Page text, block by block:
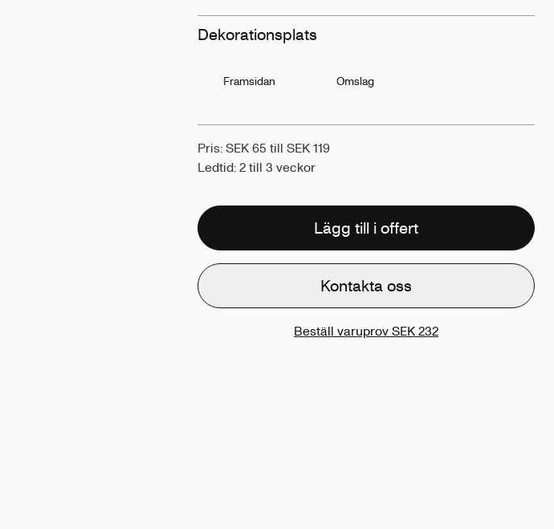
Dekorationsplats
Framsidan Omslag
Pris: SEK 65 till SEK 119
Ledtid: 2 till 3 veckor
Lägg till i offert
Kontakta oss
Beställ varuprov SEK 232